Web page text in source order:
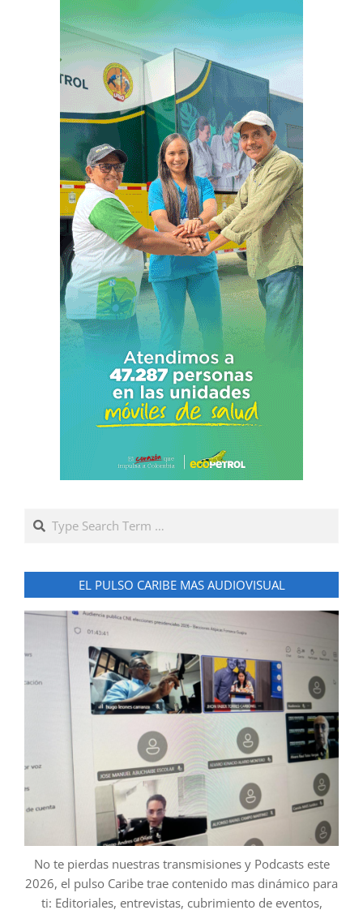
Search
EL PULSO CARIBE MAS AUDIOVISUAL
No te pierdas nuestras transmisiones y Podcasts este
2026, el pulso Caribe trae contenido mas dinámico para
ti: Editoriales, entrevistas, cubrimiento de eventos,